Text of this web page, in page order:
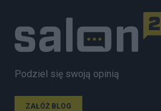
Podziel się swoją opinią
ZAŁÓŻ BLOG